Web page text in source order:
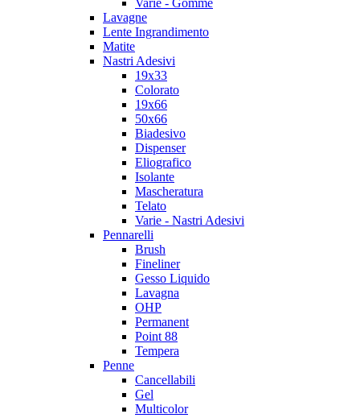
Varie - Gomme
Lavagne
Lente Ingrandimento
Matite
Nastri Adesivi
19x33
Colorato
19x66
50x66
Biadesivo
Dispenser
Eliografico
Isolante
Mascheratura
Telato
Varie - Nastri Adesivi
Pennarelli
Brush
Fineliner
Gesso Liquido
Lavagna
OHP
Permanent
Point 88
Tempera
Penne
Cancellabili
Gel
Multicolor